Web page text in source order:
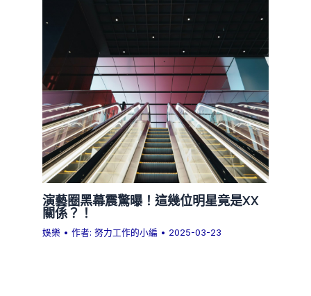
演藝圈黑幕震驚曝！這幾位明星竟是XX
關係？！
娛樂 • 作者:努力工作的小編 • 2025-03-23